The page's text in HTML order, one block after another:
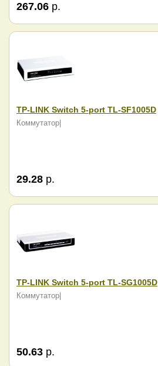
267.06 р.
TP-LINK Switch 5-port TL-SF1005D
Коммутатор|
29.28 р.
TP-LINK Switch 5-port TL-SG1005D
Коммутатор|
50.63 р.